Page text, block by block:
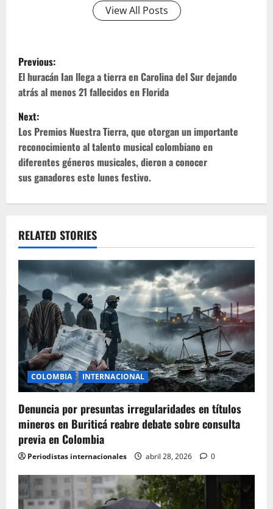
View All Posts
P
o
s
t
n
a
v
i
g
a
t
i
o
n
Previous:
El huracán Ian llega a tierra en Carolina del Sur dejando
atrás al menos 21 fallecidos en Florida
Next:
Los Premios Nuestra Tierra, que otorgan un importante
reconocimiento al talento musical colombiano en
diferentes géneros musicales, dieron a conocer
sus ganadores este lunes festivo.
RELATED STORIES
COLOMBIA INTERNACIONAL
Denuncia por presuntas irregularidades en títulos
mineros en Buriticá reabre debate sobre consulta
previa en Colombia
Periodistas internacionales abril 28, 2026 0